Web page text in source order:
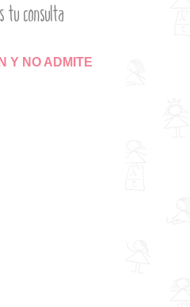
tu consulta
Y NO ADMITE